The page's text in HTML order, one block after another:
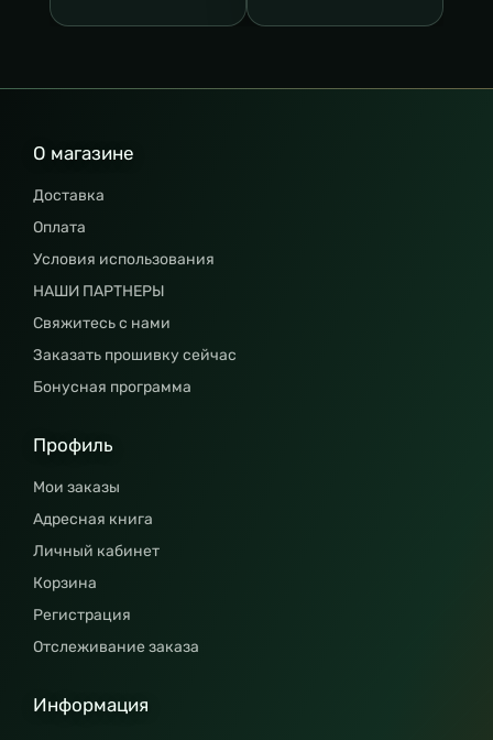
О магазине
Доставка
Оплата
Условия использования
НАШИ ПАРТНЕРЫ
Свяжитесь с нами
Заказать прошивку сейчас
Бонусная программа
Профиль
Мои заказы
Адресная книга
Личный кабинет
Корзина
Регистрация
Отслеживание заказа
Информация